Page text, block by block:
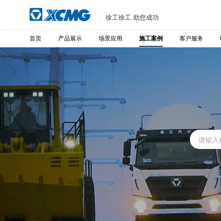
徐工徐工 助您成功
首页 产品展示 场景应用 施工案例 客户服务